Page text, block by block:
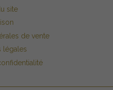
site
de vente
légales